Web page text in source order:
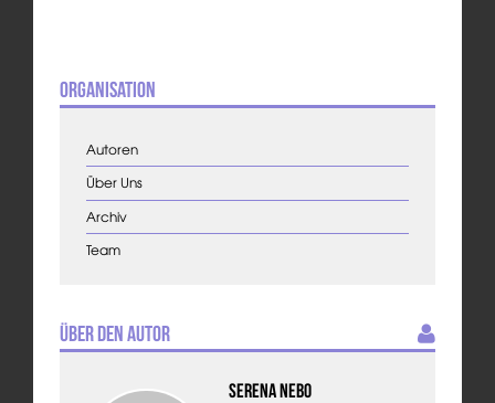
Organisation
Autoren
Über Uns
Archiv
Team
Über den Autor
Serena Nebo